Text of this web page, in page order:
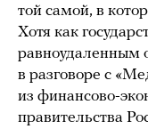
той самой, в
Хотя как
равноудаленным
в разговоре с
из финансово-
правительства